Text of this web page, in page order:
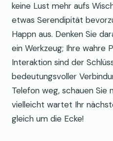
keine Lust mehr aufs
etwas Serendipität
Happn aus. Denken Sie
ein Werkzeug; Ihre wahre
Interaktion sind der
bedeutungsvoller
Telefon weg, schauen Sie
vielleicht wartet Ihr
gleich um die Ecke!